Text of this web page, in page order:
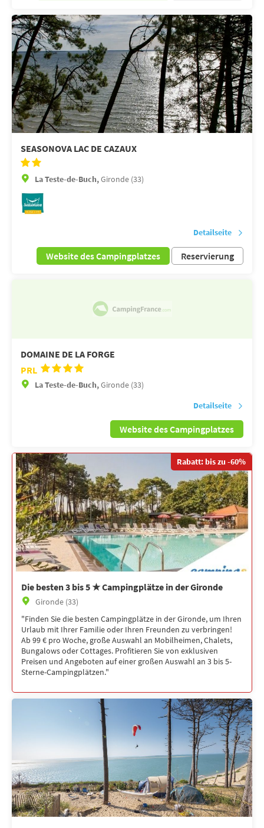
SEASONOVA LAC DE CAZAUX
La Teste-de-Buch,Gironde (33)
Detailseite
Website des Campingplatzes Reservierung
DOMAINE DE LA FORGE
PRL
La Teste-de-Buch,Gironde (33)
Detailseite
Website des Campingplatzes
Rabatt: bis zu -60%
Die besten 3 bis 5 ★ Campingplätze in der Gironde
Gironde (33)
"Finden Sie die besten Campingplätze in der Gironde, um Ihren
Urlaub mit Ihrer Familie oder Ihren Freunden zu verbringen!
Ab 99 € pro Woche, große Auswahl an Mobilheimen, Chalets,
Bungalows oder Cottages. Profitieren Sie von exklusiven
Preisen und Angeboten auf einer großen Auswahl an 3 bis 5-
Sterne-Campingplätzen."